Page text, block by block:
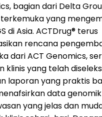
bagian dari Delta
yang
di Asia. ACTDrug® terus
rencana
dari ACT Genomics,
klinis yang telah
laporan yang praktis
data
yang jelas dan